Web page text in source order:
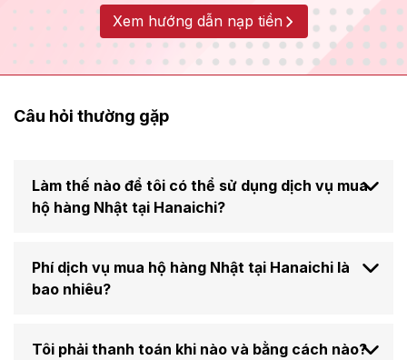
Xem hướng dẫn nạp tiền
Câu hỏi thường gặp
Làm thế nào để tôi có thể sử dụng dịch vụ mua
hộ hàng Nhật tại Hanaichi?
Phí dịch vụ mua hộ hàng Nhật tại Hanaichi là
bao nhiêu?
Tôi phải thanh toán khi nào và bằng cách nào?